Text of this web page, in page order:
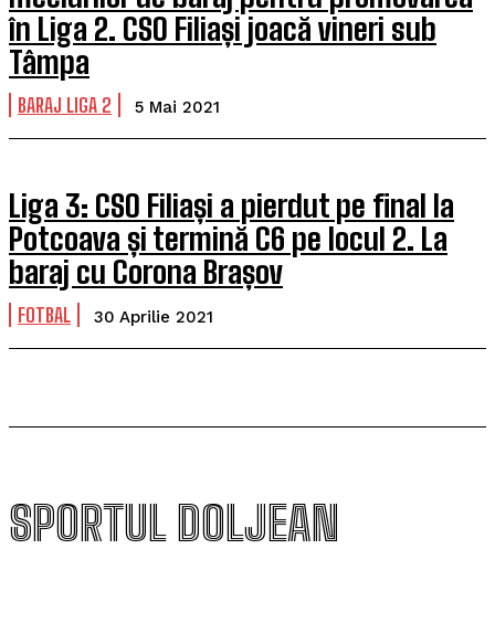
în Liga 2. CSO Filiași joacă vineri sub
Tâmpa
BARAJ LIGA 2 5 Mai 2021
Liga 3: CSO Filiași a pierdut pe final la
Potcoava și termină C6 pe locul 2. La
baraj cu Corona Brașov
FOTBAL 30 Aprilie 2021
SPORTUL DOLJEAN